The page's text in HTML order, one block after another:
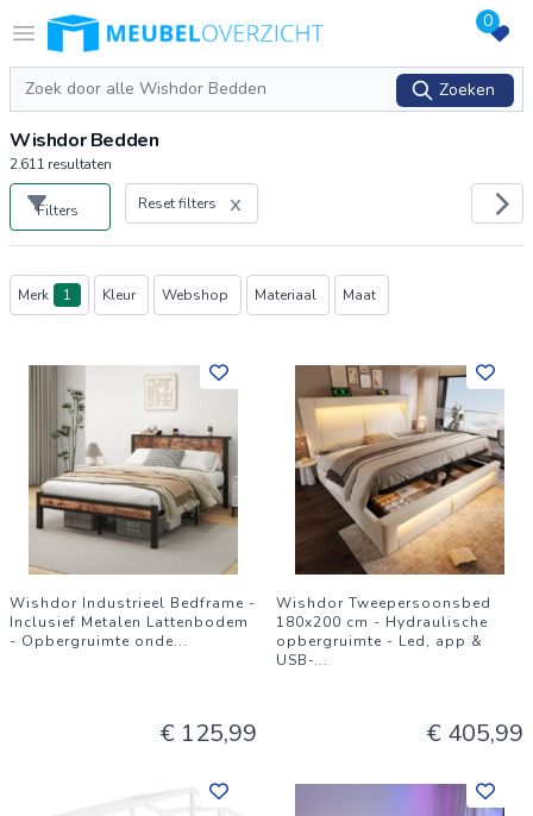
Open menu
Logo Meubeloverzicht.nl 0
Zoeken
Zoeken
Wishdor Bedden
2.611 resultaten
Filters Reset filters
Producten
Merk 1 Kleur Webshop Materiaal Maat
Wishdor Industrieel Bedframe -
Inclusief Metalen Lattenbodem
- Opbergruimte onde...
€ 125,99
Wishdor Tweepersoonsbed
180x200 cm - Hydraulische
opbergruimte - Led, app &
USB-...
€ 405,99